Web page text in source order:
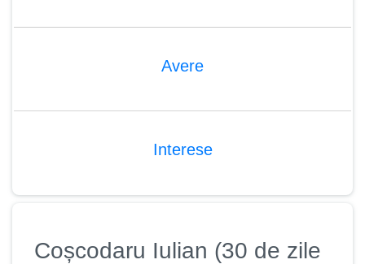
Avere
Interese
Coșcodaru Iulian (30 de zile